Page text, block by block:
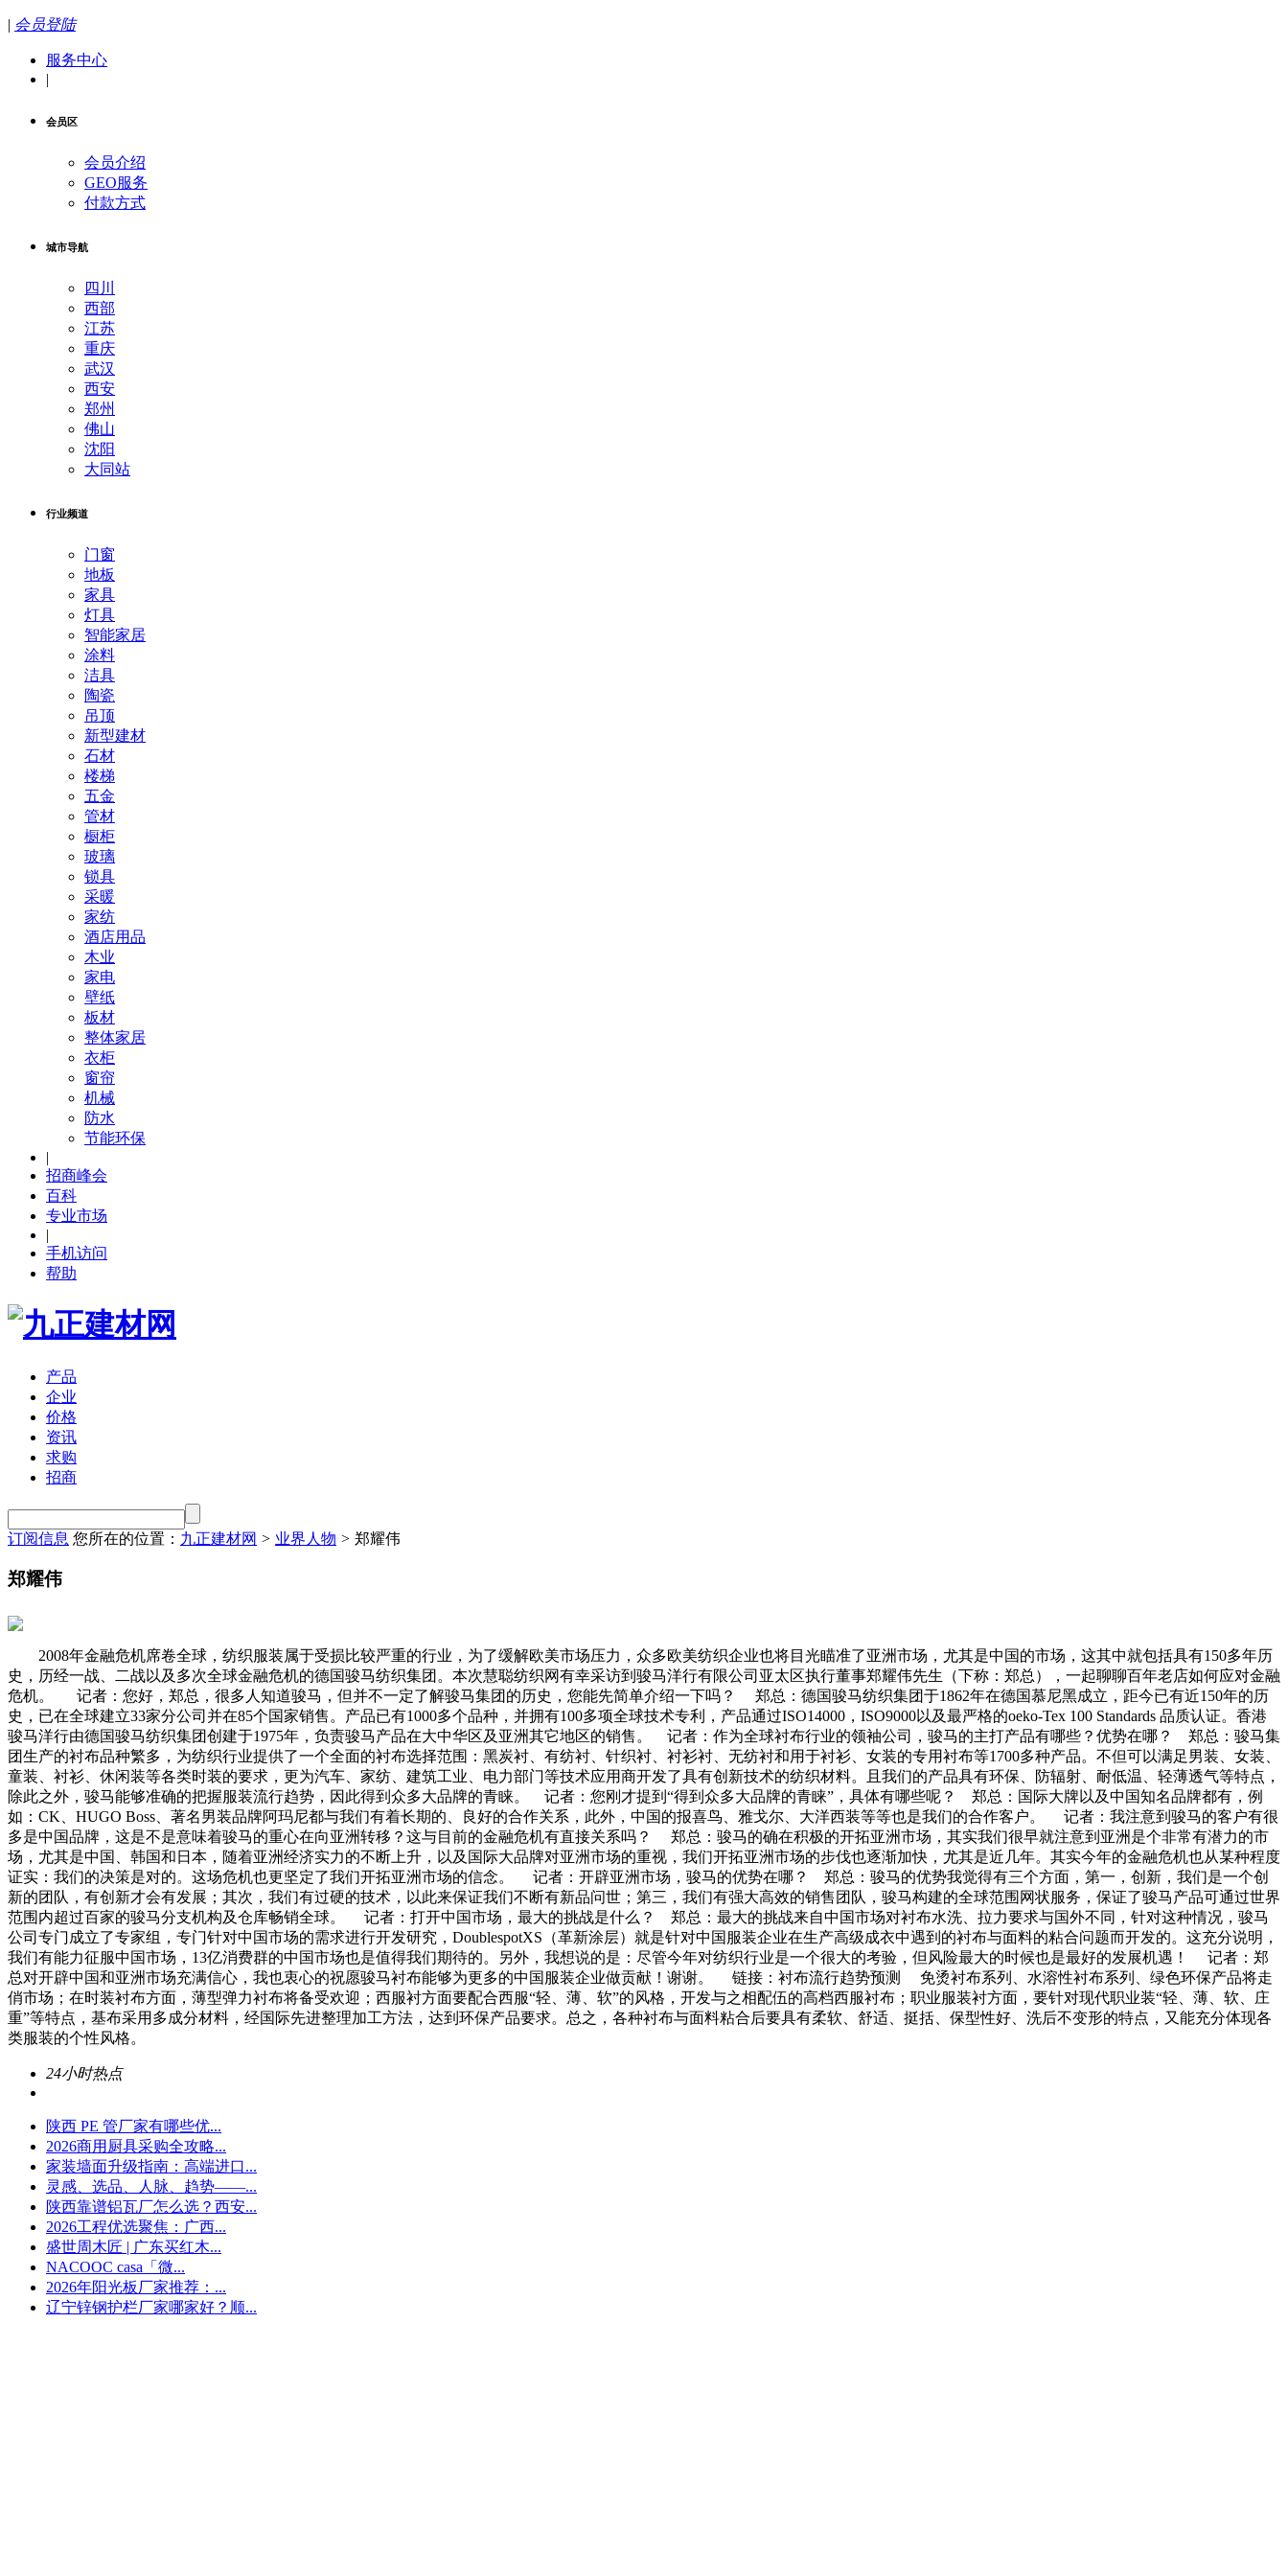
| 会员登陆
服务中心
|
会员区
会员介绍
GEO服务
付款方式
城市导航
四川
西部
江苏
重庆
武汉
西安
郑州
佛山
沈阳
大同站
行业频道
门窗
地板
家具
灯具
智能家居
涂料
洁具
陶瓷
吊顶
新型建材
石材
楼梯
五金
管材
橱柜
玻璃
锁具
采暖
家纺
酒店用品
木业
家电
壁纸
板材
整体家居
衣柜
窗帘
机械
防水
节能环保
|
招商峰会
百科
专业市场
|
手机访问
帮助
产品
企业
价格
资讯
求购
招商
订阅信息 您所在的位置： 九正建材网 > 业界人物 > 郑耀伟
郑耀伟
2008年金融危机席卷全球，纺织服装属于受损比较严重的行业，为了缓解欧美市场压力，众多欧美纺织企业也将目光瞄准了亚洲市场，尤其是中国的市场，这其中就包括具有150多年历
史，历经一战、二战以及多次全球金融危机的德国骏马纺织集团。本次慧聪纺织网有幸采访到骏马洋行有限公司亚太区执行董事郑耀伟先生（下称：郑总），一起聊聊百年老店如何应对金融
危机。 记者：您好，郑总，很多人知道骏马，但并不一定了解骏马集团的历史，您能先简单介绍一下吗？ 郑总：德国骏马纺织集团于1862年在德国慕尼黑成立，距今已有近150年的历
史，已在全球建立33家分公司并在85个国家销售。产品已有1000多个品种，并拥有100多项全球技术专利，产品通过ISO14000，ISO9000以及最严格的oeko-Tex 100 Standards 品质认证。香港
骏马洋行由德国骏马纺织集团创建于1975年，负责骏马产品在大中华区及亚洲其它地区的销售。 记者：作为全球衬布行业的领袖公司，骏马的主打产品有哪些？优势在哪？ 郑总：骏马集
团生产的衬布品种繁多，为纺织行业提供了一个全面的衬布选择范围：黑炭衬、有纺衬、针织衬、衬衫衬、无纺衬和用于衬衫、女装的专用衬布等1700多种产品。不但可以满足男装、女装、
童装、衬衫、休闲装等各类时装的要求，更为汽车、家纺、建筑工业、电力部门等技术应用商开发了具有创新技术的纺织材料。且我们的产品具有环保、防辐射、耐低温、轻薄透气等特点，
除此之外，骏马能够准确的把握服装流行趋势，因此得到众多大品牌的青睐。 记者：您刚才提到“得到众多大品牌的青睐”，具体有哪些呢？ 郑总：国际大牌以及中国知名品牌都有，例
如：CK、HUGO Boss、著名男装品牌阿玛尼都与我们有着长期的、良好的合作关系，此外，中国的报喜鸟、雅戈尔、大洋西装等等也是我们的合作客户。 记者：我注意到骏马的客户有很
多是中国品牌，这是不是意味着骏马的重心在向亚洲转移？这与目前的金融危机有直接关系吗？ 郑总：骏马的确在积极的开拓亚洲市场，其实我们很早就注意到亚洲是个非常有潜力的市
场，尤其是中国、韩国和日本，随着亚洲经济实力的不断上升，以及国际大品牌对亚洲市场的重视，我们开拓亚洲市场的步伐也逐渐加快，尤其是近几年。其实今年的金融危机也从某种程度
证实：我们的决策是对的。这场危机也更坚定了我们开拓亚洲市场的信念。 记者：开辟亚洲市场，骏马的优势在哪？ 郑总：骏马的优势我觉得有三个方面，第一，创新，我们是一个创
新的团队，有创新才会有发展；其次，我们有过硬的技术，以此来保证我们不断有新品问世；第三，我们有强大高效的销售团队，骏马构建的全球范围网状服务，保证了骏马产品可通过世界
范围内超过百家的骏马分支机构及仓库畅销全球。 记者：打开中国市场，最大的挑战是什么？ 郑总：最大的挑战来自中国市场对衬布水洗、拉力要求与国外不同，针对这种情况，骏马
公司专门成立了专家组，专门针对中国市场的需求进行开发研究，DoublespotXS（革新涂层）就是针对中国服装企业在生产高级成衣中遇到的衬布与面料的粘合问题而开发的。这充分说明，
我们有能力征服中国市场，13亿消费群的中国市场也是值得我们期待的。另外，我想说的是：尽管今年对纺织行业是一个很大的考验，但风险最大的时候也是最好的发展机遇！ 记者：郑
总对开辟中国和亚洲市场充满信心，我也衷心的祝愿骏马衬布能够为更多的中国服装企业做贡献！谢谢。 链接：衬布流行趋势预测 免烫衬布系列、水溶性衬布系列、绿色环保产品将走
俏市场；在时装衬布方面，薄型弹力衬布将备受欢迎；西服衬方面要配合西服“轻、薄、软”的风格，开发与之相配伍的高档西服衬布；职业服装衬方面，要针对现代职业装“轻、薄、软、庄
重”等特点，基布采用多成分材料，经国际先进整理加工方法，达到环保产品要求。总之，各种衬布与面料粘合后要具有柔软、舒适、挺括、保型性好、洗后不变形的特点，又能充分体现各
类服装的个性风格。
24小时热点
陕西 PE 管厂家有哪些优...
2026商用厨具采购全攻略...
家装墙面升级指南：高端进口...
灵感、选品、人脉、趋势——...
陕西靠谱铝瓦厂怎么选？西安...
2026工程优选聚焦：广西...
盛世周木匠 | 广东买红木...
NACOOC casa「微...
2026年阳光板厂家推荐：...
辽宁锌钢护栏厂家哪家好？顺...